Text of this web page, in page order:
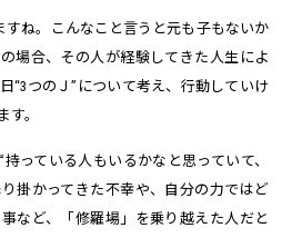
すね。こんなこと言うと元も子もないか
場合、その人が経験してきた人生によ
“3つのＪ”について考え、行動していけ
す。
っている人もいるかなと思っていて、
掛かってきた不幸や、自分の力ではど
など、「修羅場」を乗り越えた人だと